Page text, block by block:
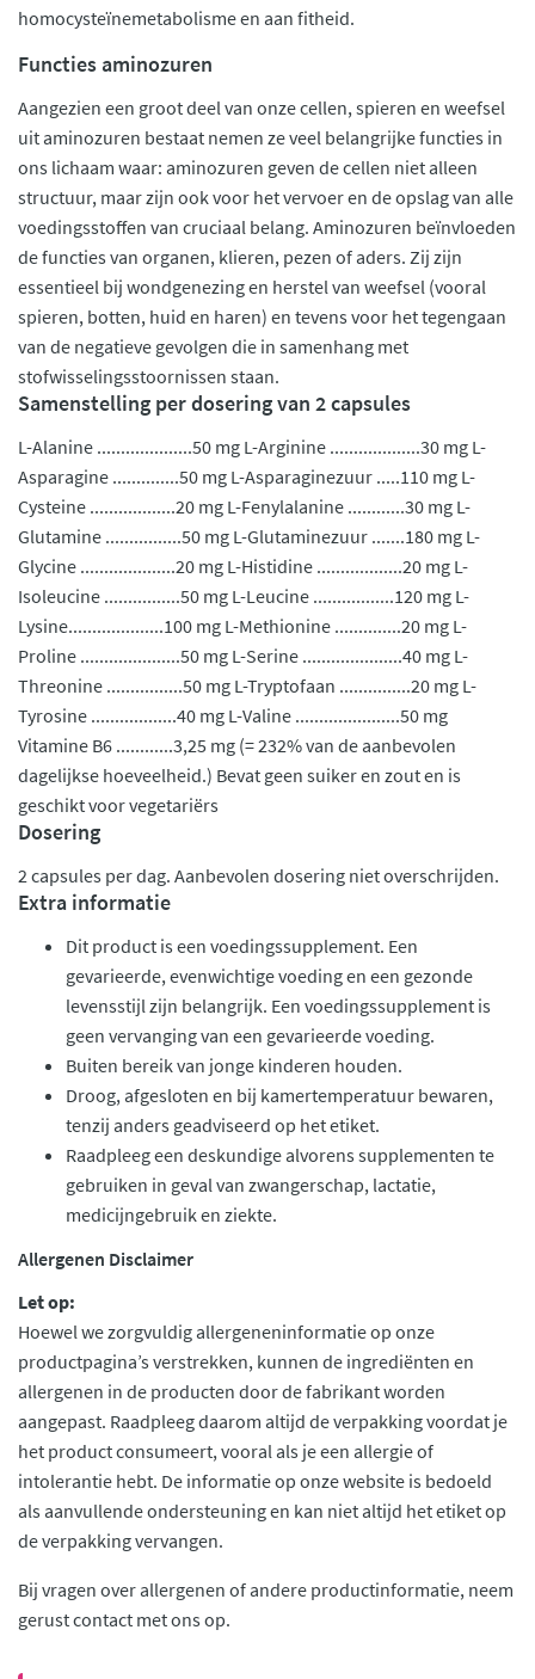
homocysteïnemetabolisme en aan fitheid.
Functies aminozuren
Aangezien een groot deel van onze cellen, spieren en weefsel
uit aminozuren bestaat nemen ze veel belangrijke functies in
ons lichaam waar: aminozuren geven de cellen niet alleen
structuur, maar zijn ook voor het vervoer en de opslag van alle
voedingsstoffen van cruciaal belang. Aminozuren beïnvloeden
de functies van organen, klieren, pezen of aders. Zij zijn
essentieel bij wondgenezing en herstel van weefsel (vooral
spieren, botten, huid en haren) en tevens voor het tegengaan
van de negatieve gevolgen die in samenhang met
stofwisselingsstoornissen staan.
Samenstelling per dosering van 2 capsules
L-Alanine ....................50 mg L-Arginine ...................30 mg L-
Asparagine ..............50 mg L-Asparaginezuur .....110 mg L-
Cysteine ..................20 mg L-Fenylalanine ............30 mg L-
Glutamine ................50 mg L-Glutaminezuur .......180 mg L-
Glycine ....................20 mg L-Histidine ..................20 mg L-
Isoleucine ................50 mg L-Leucine .................120 mg L-
Lysine....................100 mg L-Methionine ..............20 mg L-
Proline .....................50 mg L-Serine .....................40 mg L-
Threonine ................50 mg L-Tryptofaan ...............20 mg L-
Tyrosine ..................40 mg L-Valine ......................50 mg
Vitamine B6 ............3,25 mg (= 232% van de aanbevolen
dagelijkse hoeveelheid.) Bevat geen suiker en zout en is
geschikt voor vegetariërs
Dosering
2 capsules per dag. Aanbevolen dosering niet overschrijden.
Extra informatie
Dit product is een voedingssupplement. Een
gevarieerde, evenwichtige voeding en een gezonde
levensstijl zijn belangrijk. Een voedingssupplement is
geen vervanging van een gevarieerde voeding.
Buiten bereik van jonge kinderen houden.
Droog, afgesloten en bij kamertemperatuur bewaren,
tenzij anders geadviseerd op het etiket.
Raadpleeg een deskundige alvorens supplementen te
gebruiken in geval van zwangerschap, lactatie,
medicijngebruik en ziekte.
Allergenen Disclaimer
Let op:
Hoewel we zorgvuldig allergeneninformatie op onze
productpagina’s verstrekken, kunnen de ingrediënten en
allergenen in de producten door de fabrikant worden
aangepast. Raadpleeg daarom altijd de verpakking voordat je
het product consumeert, vooral als je een allergie of
intolerantie hebt. De informatie op onze website is bedoeld
als aanvullende ondersteuning en kan niet altijd het etiket op
de verpakking vervangen.
Bij vragen over allergenen of andere productinformatie, neem
gerust contact met ons op.